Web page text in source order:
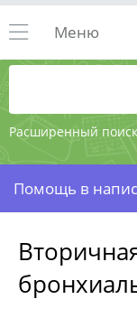
Расширенный поиск
Меню
Помощь в